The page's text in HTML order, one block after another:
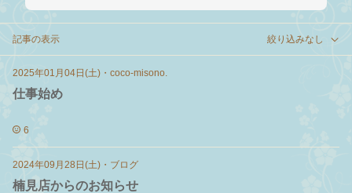
記事の表示 絞り込みなし
2025年01月04日(土) ・ coco-misono.
仕事始め
6
2024年09月28日(土) ・ ブログ
楠見店からのお知らせ